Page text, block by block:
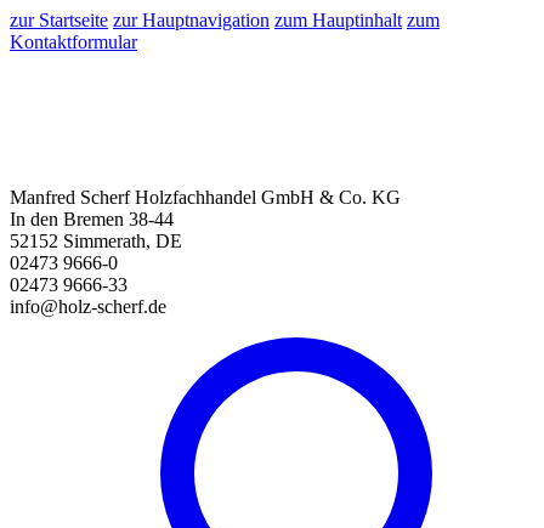
zur Startseite zur Hauptnavigation zum Hauptinhalt zum
Kontaktformular
Manfred Scherf Holzfachhandel GmbH & Co. KG
In den Bremen 38-44
52152 Simmerath, DE
02473 9666-0
02473 9666-33
info@holz-scherf.de